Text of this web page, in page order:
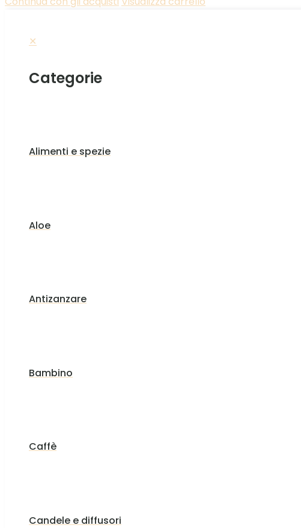
✕
Categorie
Alimenti e spezie
Aloe
Antizanzare
Bambino
Caffè
Candele e diffusori